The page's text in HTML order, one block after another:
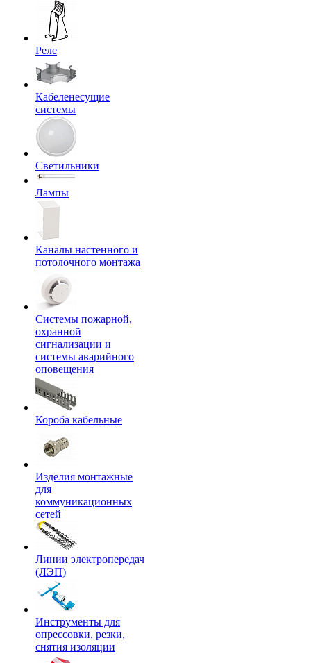
Реле
Кабеленесущие
системы
Светильники
Лампы
Каналы настенного и
потолочного монтажа
Системы пожарной,
охранной
сигнализации и
системы аварийного
оповещения
Короба кабельные
Изделия монтажные
для
коммуникационных
сетей
Линии электропередач
(ЛЭП)
Инструменты для
опрессовки, резки,
снятия изоляции